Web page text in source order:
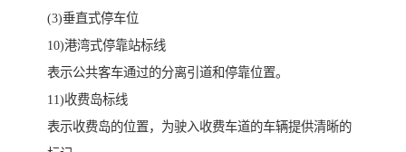
(3)垂直式停车位
10)港湾式停靠站标线
表示公共客车通过的分离引道和停靠位置。
11)收费岛标线
表示收费岛的位置，为驶入收费车道的车辆提供清晰的